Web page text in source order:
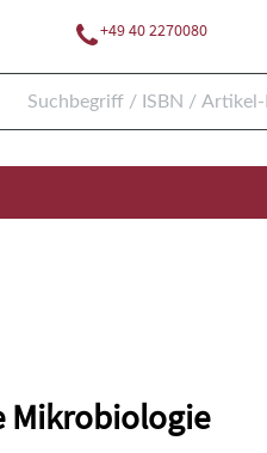
+49 40 2270080
Mikrobiologie